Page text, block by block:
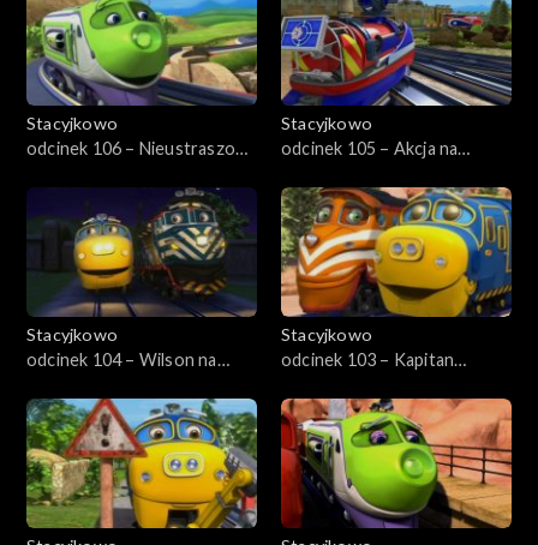
Stacyjkowo
odcinek 106 – Nieustraszony
Stacyjkowo
odcinek 105 – Akcja na
Stacyjkowo
odcinek 104 – Wilson na
Stacyjkowo
odcinek 103 – Kapitan